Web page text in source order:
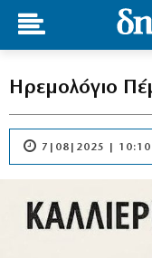
Ηρεμολόγιο
7|08|2025 | 10:10